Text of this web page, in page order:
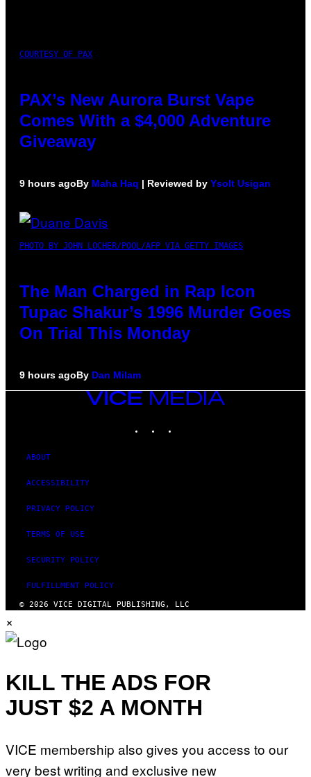
COURTESY OF PAX
PAX’s New Aurora Burst Vape
Comes With a $4,000 Adventure
Giveaway
9 hours agoBy Maha Haq | Reviewed by Ysolt Usigan
PHOTO BY JOHN LOCHER/POOL/AFP VIA GETTY IMAGES
The Man Charged in Rap Icon
Tupac Shakur’s 1996 Murder Goes
On Trial This Monday
9 hours agoBy Dan Milam
VICE
MEDIA
ABOUT
ACCESSIBILITY
PRIVACY POLICY
TERMS OF USE
SECURITY POLICY
FULFILLMENT POLICY
© 2026 VICE DIGITAL PUBLISHING, LLC
×
KILL THE ADS FOR
JUST $2 A MONTH
VICE membership also gives you access to our
very best writing and exclusive new